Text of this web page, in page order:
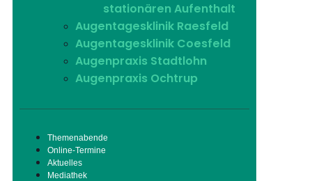
stationären Aufenthalt
Augentagesklinik Raesfeld
Augentagesklinik Coesfeld
Augenpraxis Stadtlohn
Augenpraxis Ochtrup
Themenabende
Online-Termine
Aktuelles
Mediathek